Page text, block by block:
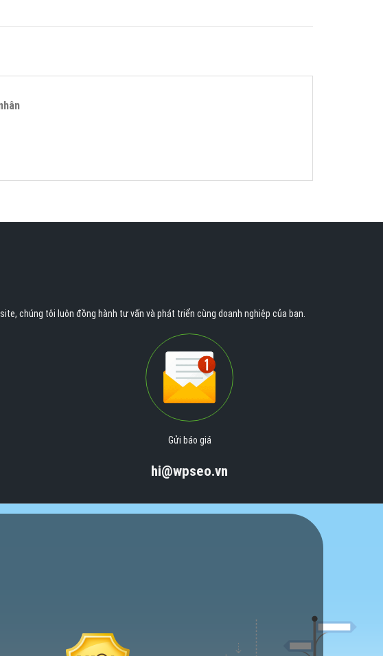
chúng tôi luôn đồng hành tư vấn và phát triển cùng doanh nghiệp của bạn.
Gửi báo giá
hi@wpseo.vn